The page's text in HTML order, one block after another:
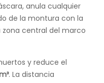
anula cualquier
de la montura con la
central del marco
y reduce el
. La distancia